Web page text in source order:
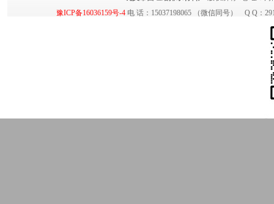
豫ICP备16036159号-4 电 话：15037198065 （微信同号） Q Q：